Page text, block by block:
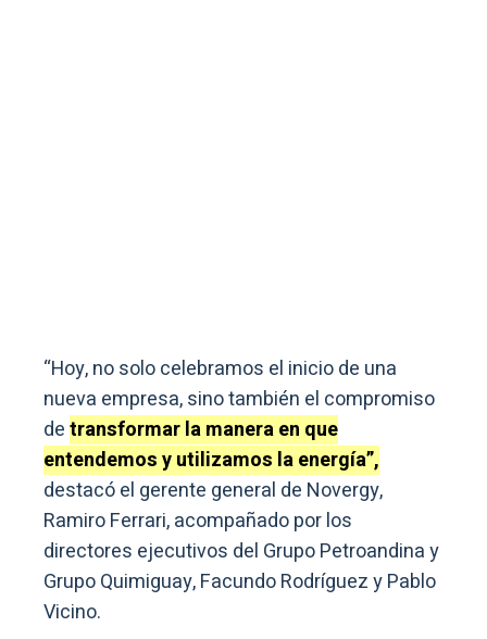
“Hoy, no solo celebramos el inicio de una
nueva empresa, sino también el compromiso
detransformar la manera en que
entendemos y utilizamos la energía”,
destacó el gerente general de Novergy,
Ramiro Ferrari, acompañado por los
directores ejecutivos del Grupo Petroandina y
Grupo Quimiguay, Facundo Rodríguez y Pablo
Vicino.